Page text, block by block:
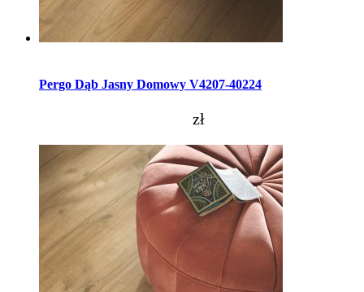
Pergo Dąb Jasny Domowy V4207-40224
zł